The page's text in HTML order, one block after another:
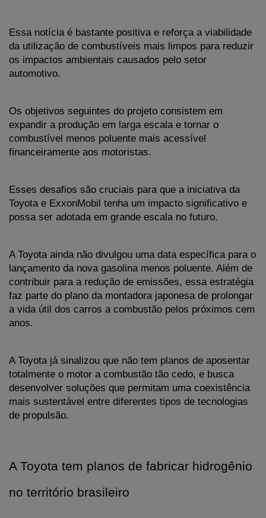
Essa notícia é bastante positiva e reforça a viabilidade
da utilização de combustíveis mais limpos para reduzir
os impactos ambientais causados pelo setor
automotivo.
Os objetivos seguintes do projeto consistem em
expandir a produção em larga escala e tornar o
combustível menos poluente mais acessível
financeiramente aos motoristas.
Esses desafios são cruciais para que a iniciativa da
Toyota e ExxonMobil tenha um impacto significativo e
possa ser adotada em grande escala no futuro.
A Toyota ainda não divulgou uma data específica para o
lançamento da nova gasolina menos poluente. Além de
contribuir para a redução de emissões, essa estratégia
faz parte do plano da montadora japonesa de prolongar
a vida útil dos carros a combustão pelos próximos cem
anos.
A Toyota já sinalizou que não tem planos de aposentar
totalmente o motor a combustão tão cedo, e busca
desenvolver soluções que permitam uma coexistência
mais sustentável entre diferentes tipos de tecnologias
de propulsão.
A Toyota tem planos de fabricar hidrogênio
no território brasileiro